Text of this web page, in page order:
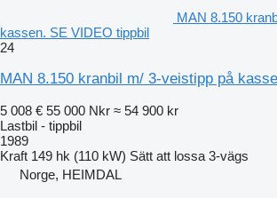
MAN 8.150
kassen. SE VIDEO tippbil
24
MAN 8.150 kranbil m/ 3-veistipp på
5 008 € 55 000 Nkr ≈ 54 900 kr
Lastbil - tippbil
1989
Kraft 149 hk (110 kW) Sätt att lossa 3-vägs
Norge, HEIMDAL